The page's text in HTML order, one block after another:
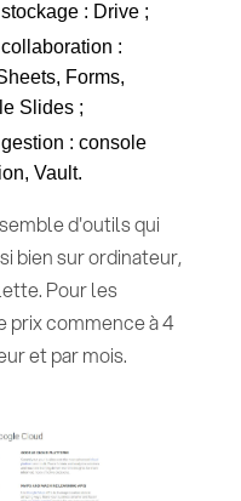
: Drive ;
:
Forms,
Slides ;
: console
Vault.
d'outils qui
bien sur ordinateur,
Pour les
prix commence à 4
et par mois.